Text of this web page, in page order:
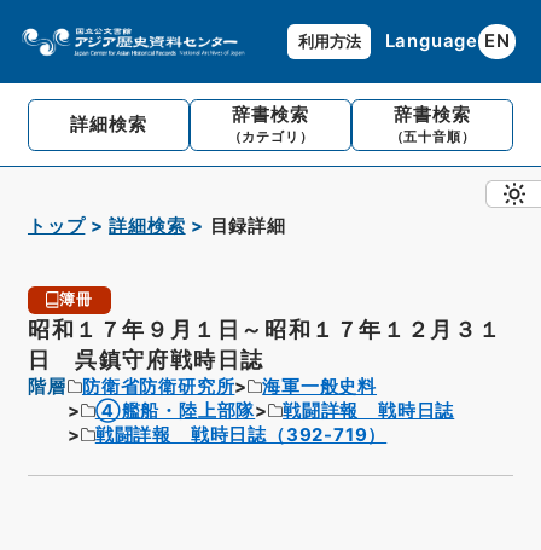
利用方法 Language EN
詳細検索 辞書検索
（カテゴリ）
辞書検索
（五十音順）
トップ 詳細検索 目録詳細
簿冊
昭和１７年９月１日～昭和１７年１２月３１
日 呉鎮守府戦時日誌
階層 防衛省防衛研究所
海軍一般史料
④艦船・陸上部隊
戦闘詳報 戦時日誌
戦闘詳報 戦時日誌（392-719）